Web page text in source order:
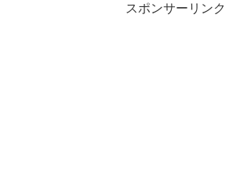
スポンサーリンク